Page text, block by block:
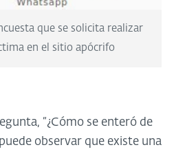
que se solicita realizar
en el sitio apócrifo
“¿Cómo se enteró de
observar que existe una